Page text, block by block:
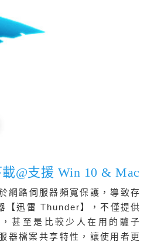
@支援 Win 10 & Mac
網路伺服器頻寬保護，導致存
【迅雷 Thunder】，不僅提供
甚至是比較少人在用的驢子
器檔案共享特性，讓使用者更